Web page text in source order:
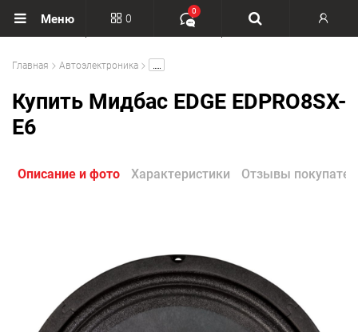
Меню 0
0
Главная Автоэлектроника
Купить Мидбас EDGE EDPRO8SX-
E6
Описание и фото Характеристики Отзывы